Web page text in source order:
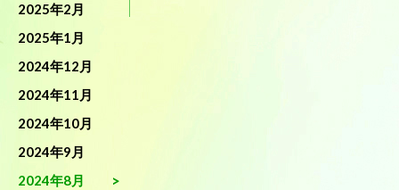
2025年2月
2025年1月
2024年12月
2024年11月
2024年10月
2024年9月
2024年8月